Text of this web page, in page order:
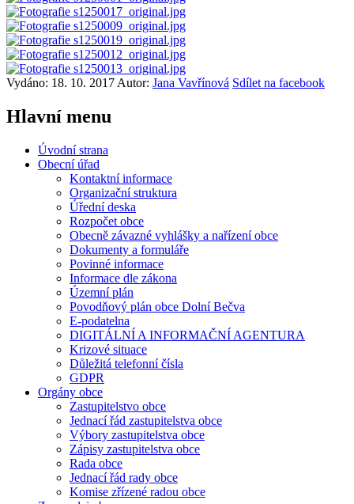
Vydáno: 18. 10. 2017 Autor: Jana Vavřínová Sdílet na facebook
Hlavní menu
Úvodní strana
Obecní úřad
Kontaktní informace
Organizační struktura
Úřední deska
Rozpočet obce
Obecně závazné vyhlášky a nařízení obce
Dokumenty a formuláře
Povinné informace
Informace dle zákona
Územní plán
Povodňový plán obce Dolní Bečva
E-podatelna
DIGITÁLNÍ A INFORMAČNÍ AGENTURA
Krizové situace
Důležitá telefonní čísla
GDPR
Orgány obce
Zastupitelstvo obce
Jednací řád zastupitelstva obce
Výbory zastupitelstva obce
Zápisy zastupitelstva obce
Rada obce
Jednací řád rady obce
Komise zřízené radou obce